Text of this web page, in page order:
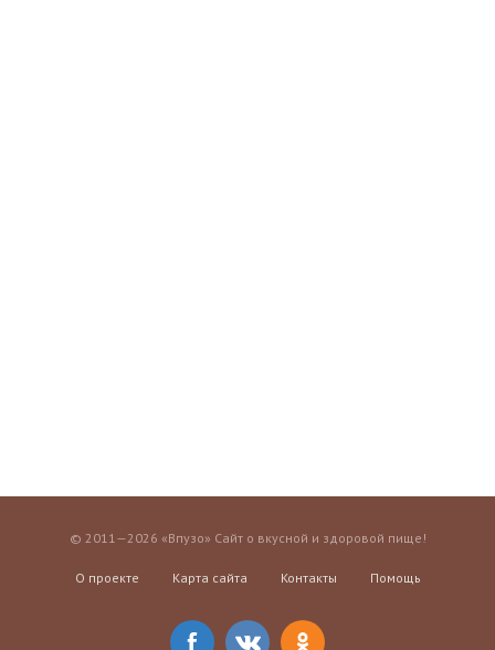
© 2011—2026 «Впузо» Сайт о вкусной и здоровой пище!
О проекте Карта сайта Контакты Помощь